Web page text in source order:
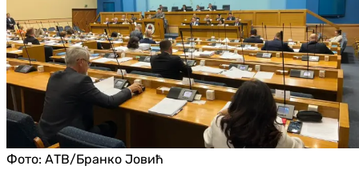
Фото: АТВ/Бранко Јовић